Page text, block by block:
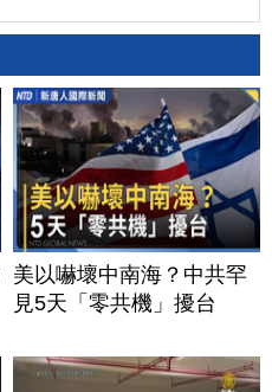
美以嚇壞中南海？中共罕
見5天「零共機」擾台